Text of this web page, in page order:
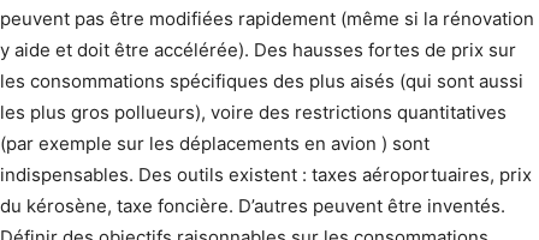
peuvent pas être modifiées rapidement (même si la rénovation
y aide et doit être accélérée). Des hausses fortes de prix sur
les consommations spécifiques des plus aisés (qui sont aussi
les plus gros pollueurs), voire des restrictions quantitatives
(par exemple sur les déplacements en avion ) sont
indispensables. Des outils existent : taxes aéroportuaires, prix
du kérosène, taxe foncière. D’autres peuvent être inventés.